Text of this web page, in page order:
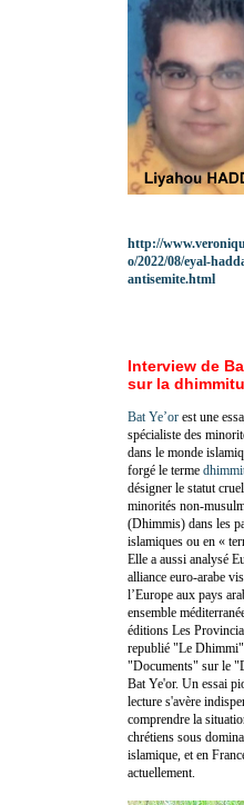
http://
o/2022/08/eyal-
antisemite.html
Interview de
sur la
Bat Ye’or est une
spécialiste des
dans le monde
forgé le terme
désigner le statut
minorités non-
(Dhimmis) dans les
islamiques ou en «
Elle a aussi analysé
alliance euro-arabe
l’Europe aux pays
ensemble
éditions Les
republié "Le
"Documents" sur le
Bat Ye'or. Un essai
lecture s'avère
comprendre la
chrétiens sous
islamique, et en
actuellement.